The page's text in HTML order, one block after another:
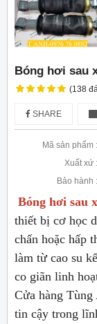
Bóng hơi sau
(138
SHARE
Mã sản phẩm :
Xuất xứ :
Bảo hành :
Bóng hơi sau
thiết bị cơ học
chấn hoặc hấp
làm từ cao su
co giãn linh
Cửa hàng
tin cậy trong